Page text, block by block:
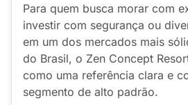
Para quem busca morar com
investir com segurança ou
em um dos mercados mais
do Brasil, o Zen Concept
como uma referência clara e
segmento de alto padrão.